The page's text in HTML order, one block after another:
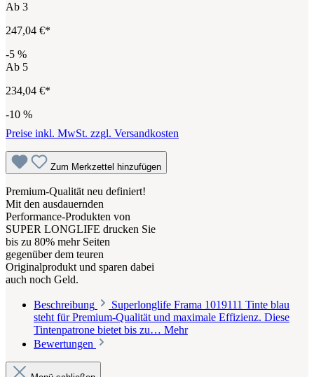
Ab 3
247,04 €*
-5 %
Ab 5
234,04 €*
-10 %
Preise inkl. MwSt. zzgl. Versandkosten
Zum Merkzettel hinzufügen
Premium-Qualität neu definiert!
Mit den ausdauernden
Performance-Produkten von
SUPER LONGLIFE drucken Sie
bis zu 80% mehr Seiten
gegenüber dem teuren
Originalprodukt und sparen dabei
auch noch Geld.
Beschreibung
Superlonglife Frama 1019111 Tinte blau
steht für Premium-Qualität und maximale Effizienz. Diese
Tintenpatrone bietet bis zu… Mehr
Bewertungen